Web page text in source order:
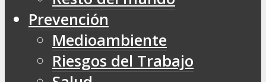
Prevención
Medioambiente
Riesgos del Trabajo